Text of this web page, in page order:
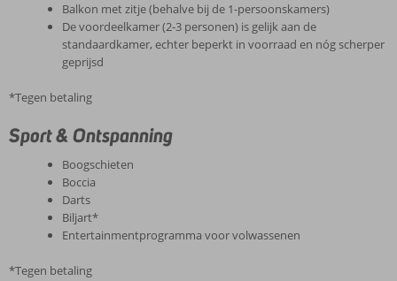
Balkon met zitje (behalve bij de 1-persoonskamers)
De voordeelkamer (2-3 personen) is gelijk aan de
standaardkamer, echter beperkt in voorraad en nóg scherper
geprijsd
*Tegen betaling
Sport & Ontspanning
Boogschieten
Boccia
Darts
Biljart*
Entertainmentprogramma voor volwassenen
*Tegen betaling